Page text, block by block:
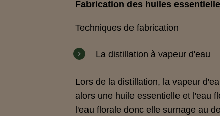
Fabrication des huiles
Techniques de fabrication
La distillation à vapeur d'eau
Lors de la distillation, la vapeur
alors une huile essentielle et l'eau
l'eau florale donc elle surnage au